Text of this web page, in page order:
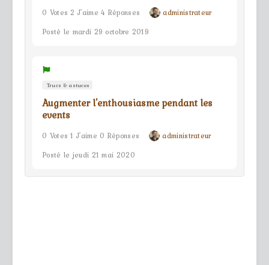
0 Votes 2 J'aime 4 Réponses
administrateur
Posté le mardi 29 octobre 2019
Trucs & astuces
Augmenter l'enthousiasme pendant les
events
0 Votes 1 J'aime 0 Réponses
administrateur
Posté le jeudi 21 mai 2020